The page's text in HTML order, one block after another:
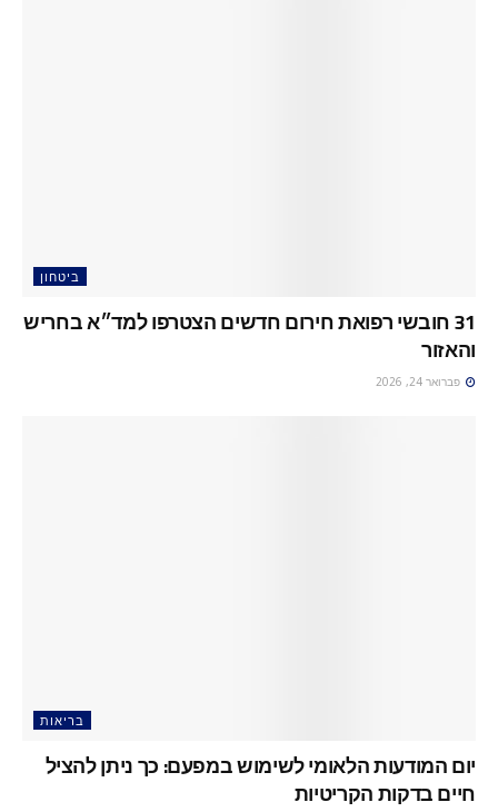
ביטחון
31 חובשי רפואת חירום חדשים הצטרפו למד״א בחריש
והאזור
פברואר 24, 2026
בריאות
יום המודעות הלאומי לשימוש במפעם: כך ניתן להציל
חיים בדקות הקריטיות